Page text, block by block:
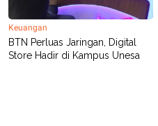
Keuangan
BTN Perluas Jaringan, Digital
Store Hadir di Kampus Unesa